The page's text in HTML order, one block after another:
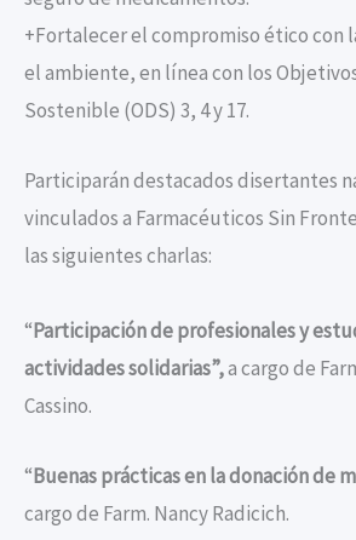
+Fortalecer el compromiso ético con
el ambiente, en línea con los
Sostenible (ODS) 3, 4 y 17.
Participarán destacados disertantes
vinculados a Farmacéuticos Sin
las siguientes charlas:
“Participación de profesionales y
actividades solidarias”,a cargo de
Cassino.
“Buenas prácticas en la donación de
cargo de Farm. Nancy Radicich.